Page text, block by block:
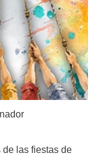
las fiestas de